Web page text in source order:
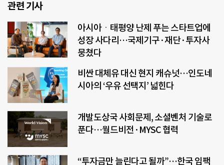
관련 기사
아시아ㆍ태평양 난제 푸는 스타트업에
성장 사다리…국제기구·재단·투자사
뭉쳤다
비싼 대체유 대신 현지 캐슈넛…인도네
시아의 ‘우유 선택지’ 넓힌다
개발도상국 사회문제, 소셜벤처 기술로
푼다…월드비전·MYSC 협력
“투자금만 늘린다고 될까”…한국 임팩